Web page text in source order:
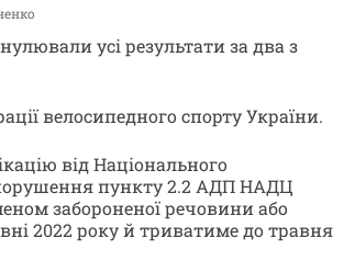
усі результати за два з
велосипедного спорту України.
від Національного
пункту 2.2 АДП НАДЦ
забороненої речовини або
2022 року й триватиме до травня